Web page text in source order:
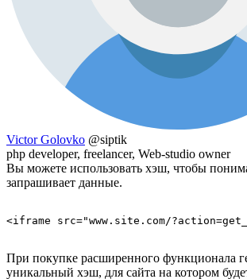
Victor Golovko @siptik
php developer, freelancer, Web-studio owner
Вы можете использовать хэш, чтобы
запрашивает данные.
<iframe src="www.site.com/
При покупке расширенного функционала
уникальный хэш, для сайта на котором